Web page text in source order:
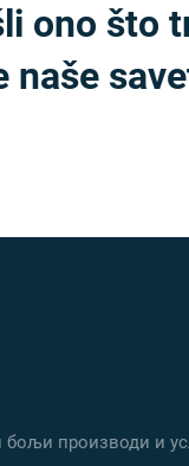
ono što
naše
производи и